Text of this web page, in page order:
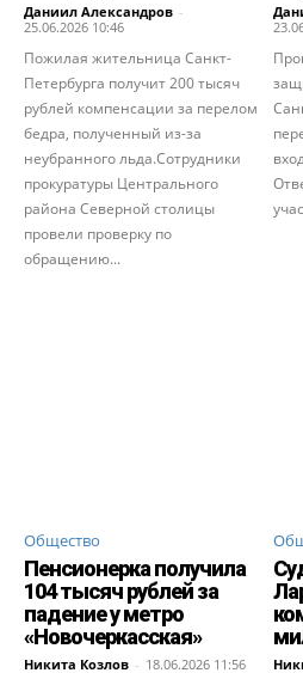
Даниил Александров -
25.06.2026 10:46
Пожилая жительница Санкт-
Петербурга получит 200 тысяч
рублей компенсации за перелом
бедра, полученный из-за
неубранного льда.Сотрудники
прокуратуры Центрального
района Северной столицы
провели проверку по
обращению...
Общество
Пенсионерка получила
104 тысяч рублей за
падение у метро
«Новочеркасская»
Никита Козлов - 18.06.2026 11:56